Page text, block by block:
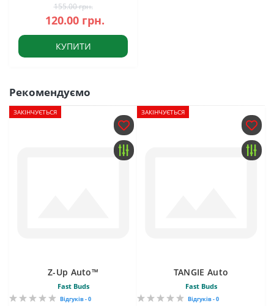
155.00 грн.
120.00 грн.
КУПИТИ
Рекомендуємо
ЗАКІНЧУЄТЬСЯ
Z-Up Auto™
Fast Buds
Відгуків - 0
ЗАКІНЧУЄТЬСЯ
TANGIE Auto
Fast Buds
Відгуків - 0